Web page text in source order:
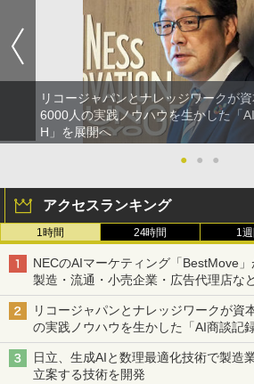
リコージャパンとナレッジワークが
6000人の実践ノウハウを生かした「
H」を展開へ
●
● ●
アクセスランキング
1時間 24時間 1
NECのAIマーケティング「BestMove
製造・流通・小売企業・広告代理店な
リコージャパンとナレッジワークが資
の実践ノウハウを生かした「AI商談記
日立、生成AIと数理最適化技術で製造
立案する技術を開発